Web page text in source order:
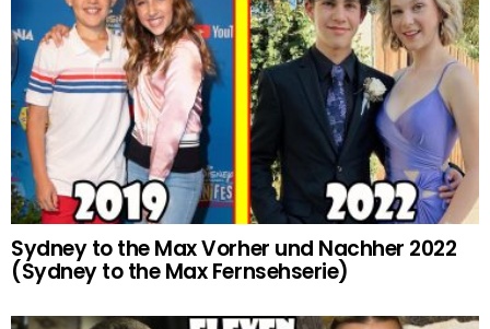
Sydney to the Max Vorher und Nachher 2022
(Sydney to the Max Fernsehserie)